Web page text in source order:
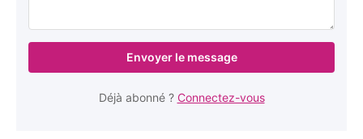
Envoyer le message
Déjà abonné ? Connectez-vous